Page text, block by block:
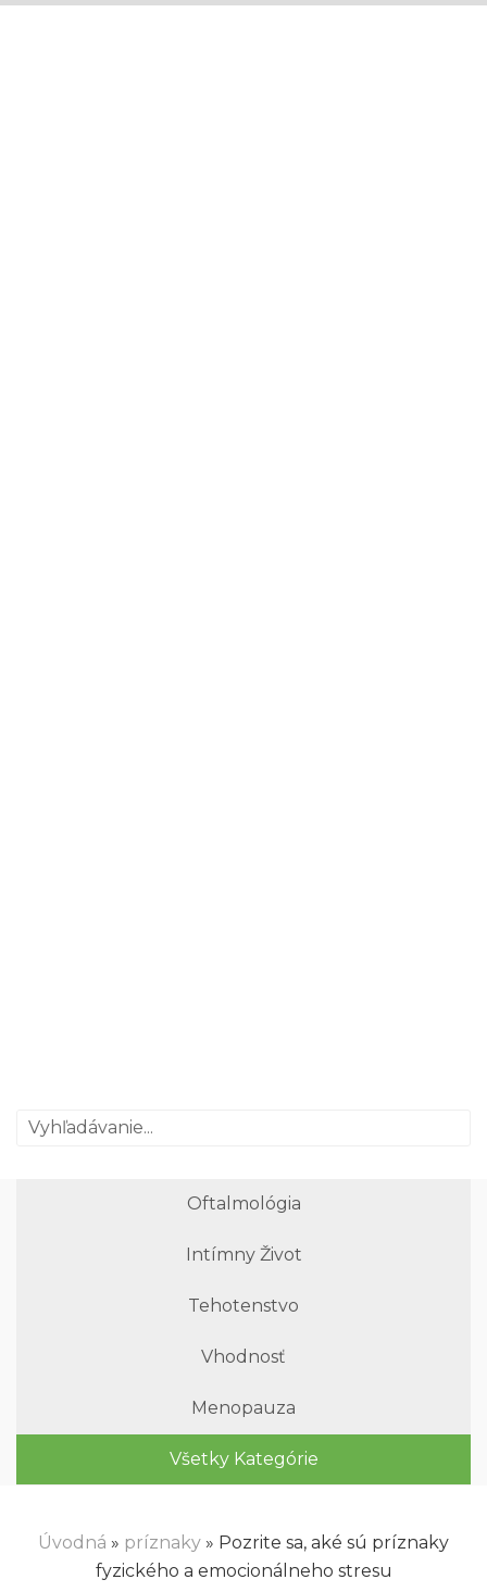
Oftalmológia
Intímny Život
Tehotenstvo
Vhodnosť
Menopauza
Všetky Kategórie
Úvodná » príznaky » Pozrite sa, aké sú príznaky
fyzického a emocionálneho stresu